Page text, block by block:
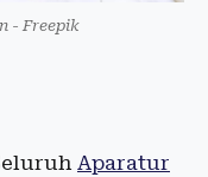
- Freepik
Aparatur